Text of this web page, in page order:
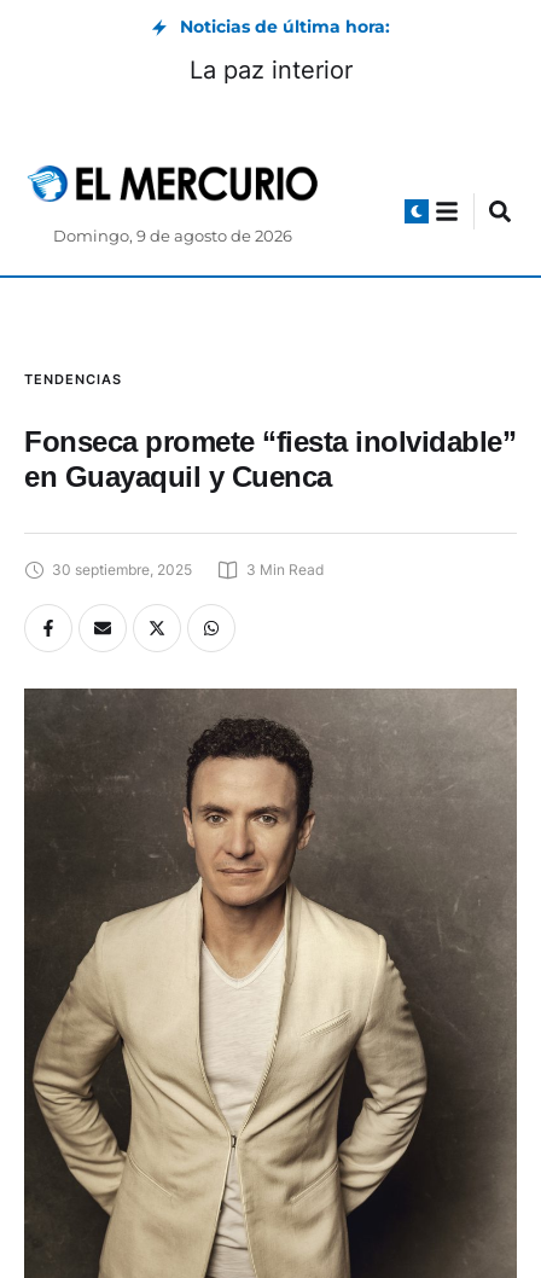
Noticias de última hora:
La paz interior
Domingo, 9 de agosto de 2026
TENDENCIAS
Fonseca promete “fiesta inolvidable”
en Guayaquil y Cuenca
30 septiembre, 2025 3 Min Read